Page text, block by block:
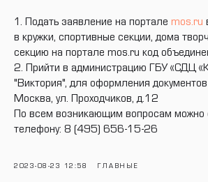
1. Подать заявление на портале mos.ru
в кружки, спортивные секции, дома
секцию на портале mos.ru код
2. Прийти в администрацию ГБУ «СДЦ
"Виктория", для оформления документов
Москва, ул. Проходчиков, д.12
По всем возникающим вопросам можно
телефону: 8 (495) 656-15-26
2023-08-23 12:58 ГЛАВНЫЕ